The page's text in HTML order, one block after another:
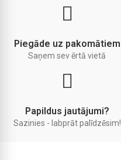
Piegāde uz pakomātiem
Saņem sev ērtā vietā
Papildus jautājumi?
Sazinies - labprāt palīdzēsim!